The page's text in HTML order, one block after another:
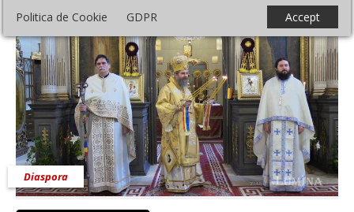
Politica de Cookie GDPR Accept
Diaspora